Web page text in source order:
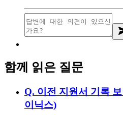
함께 읽은 질문
Q. 이전 지원서 기록
이닉스)